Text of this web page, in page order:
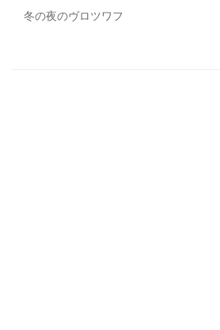
冬の夜のヴロツワフ